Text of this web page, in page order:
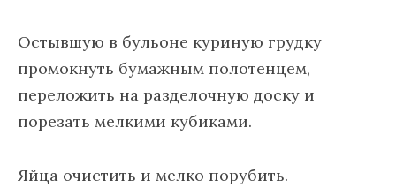
Остывшую в бульоне куриную грудку
промокнуть бумажным полотенцем,
переложить на разделочную доску и
порезать мелкими кубиками.
Яйца очистить и мелко порубить.